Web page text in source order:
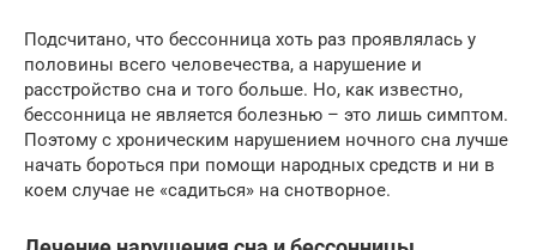
Подсчитано, что бессонница хоть раз проявлялась у
половины всего человечества, а нарушение и
расстройство сна и того больше. Но, как известно,
бессонница не является болезнью – это лишь симптом.
Поэтому с хроническим нарушением ночного сна лучше
начать бороться при помощи народных средств и ни в
коем случае не «садиться» на снотворное.